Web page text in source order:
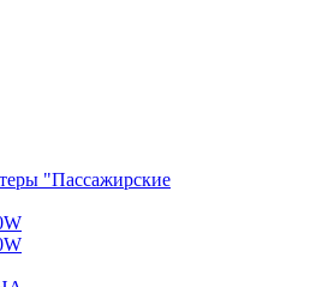
"Пассажирские